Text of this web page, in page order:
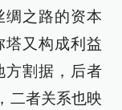
绸之路的资本
塔又构成利益
方割据，后者
二者关系也映